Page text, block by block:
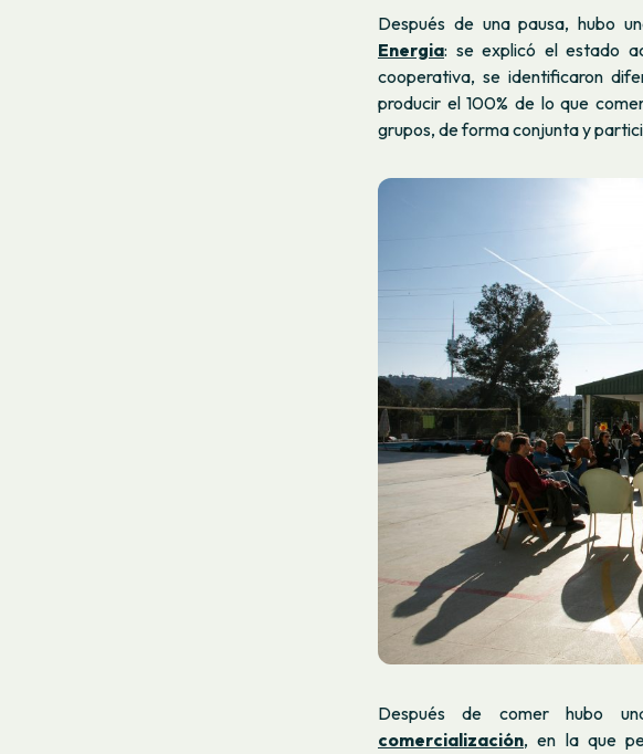
Después de una pausa, hubo
Energia: se explicó el estado
cooperativa, se identificaron
producir el 100% de lo que
grupos, de forma conjunta y
Después de comer hubo
comercialización, en la que